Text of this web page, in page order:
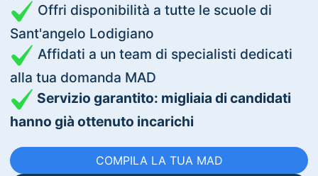
Offri disponibilità a tutte le scuole di
Sant'angelo Lodigiano
Affidati a un team di specialisti dedicati
alla tua domanda MAD
Servizio garantito: migliaia di candidati
hanno già ottenuto incarichi
COMPILA LA TUA MAD